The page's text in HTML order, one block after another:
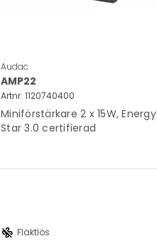
Audac
AMP22
Artnr. 1120740400
Miniförstärkare 2 x 15W, Energy
Star 3.0 certifierad
mode_fan_off Fläktlös